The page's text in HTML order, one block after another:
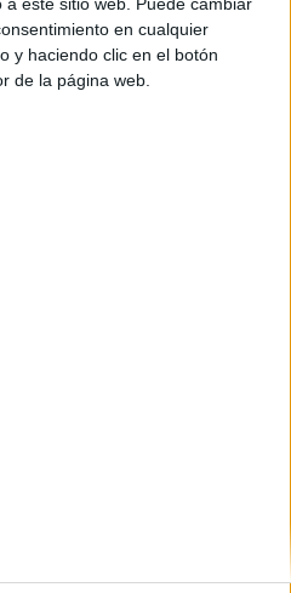
en cualquier
y haciendo clic en el botón
de la página web.
sus avances para una
basada en la IA
08/06/2026 0